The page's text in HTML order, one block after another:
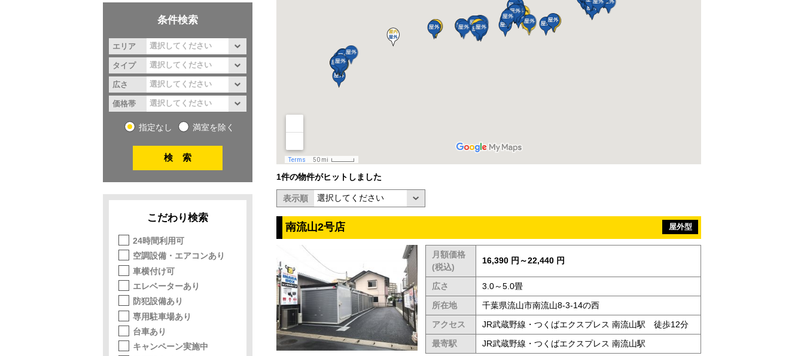
1件の物件がヒットしました
表示順
南流山2号店 屋外型
月額価格
(税込)
16,390 円～22,440 円
広さ
3.0～5.0畳
所在地
千葉県流山市南流山8-3-14の西
アクセス
JR武蔵野線・つくばエクスプレス 南流山駅 徒歩12分
最寄駅
JR武蔵野線・つくばエクスプレス 南流山駅
条件検索
エリア
タイプ
広さ
価格帯
指定なし 満室を除く
こだわり検索
24時間利用可
空調設備・エアコンあり
車横付け可
エレベーターあり
防犯設備あり
専用駐車場あり
台車あり
キャンペーン実施中